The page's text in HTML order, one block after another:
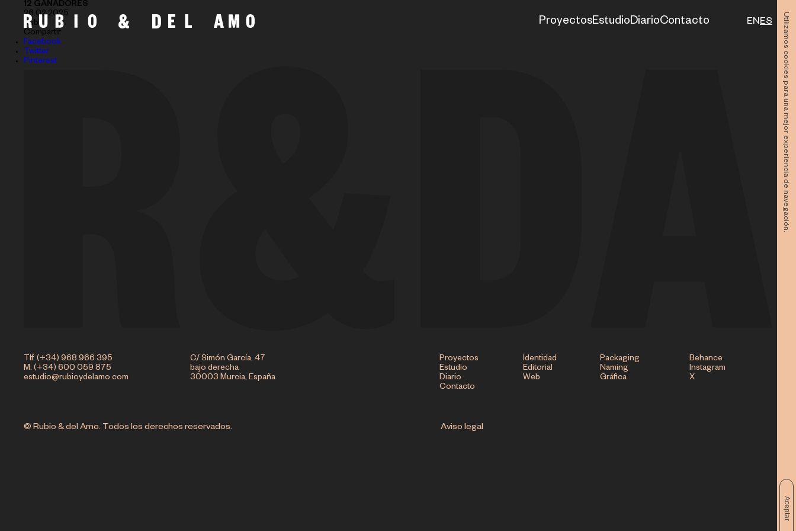
Utilizamos cookies para una mejor experiencia de navegación.
Aceptar
ProyectosEstudioDiarioContacto ENES
12 GANADORES
26.02.2025
Subir
Compartir
Facebook
Twitter
Pinterest
Tlf. (+34) 968 966 395
M. (+34) 600 059 875
estudio@rubioydelamo.com
C/ Simón García, 47
bajo derecha
30003 Murcia, España
Proyectos
Estudio
Diario
Contacto
Identidad
Packaging
Editorial
Naming
Web
Gráfica
Behance
Instagram
X
© Rubio & del Amo. Todos los derechos reservados. Aviso legal